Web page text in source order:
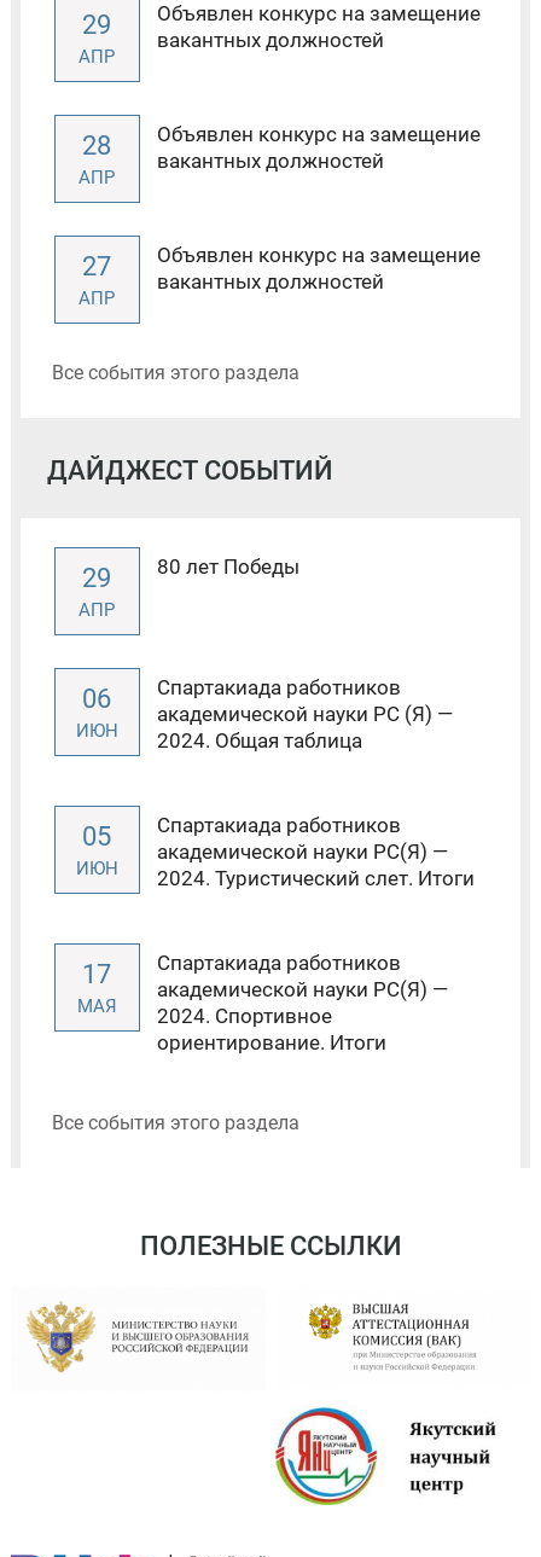
29
АПР
Объявлен конкурс на замещение
вакантных должностей
28
АПР
Объявлен конкурс на замещение
вакантных должностей
27
АПР
Объявлен конкурс на замещение
вакантных должностей
Все события этого раздела
ДАЙДЖЕСТ СОБЫТИЙ
29
АПР
80 лет Победы
06
ИЮН
Спартакиада работников
академической науки РС (Я) —
2024. Общая таблица
05
ИЮН
Спартакиада работников
академической науки РС(Я) —
2024. Туристический слет. Итоги
17
МАЯ
Спартакиада работников
академической науки РС(Я) —
2024. Спортивное
ориентирование. Итоги
Все события этого раздела
ПОЛЕЗНЫЕ ССЫЛКИ